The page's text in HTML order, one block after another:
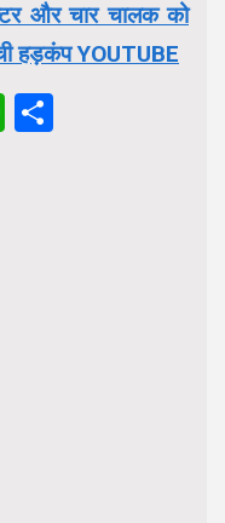
और चार चालक को
हड़कंप YOUTUBE
WhatsApp